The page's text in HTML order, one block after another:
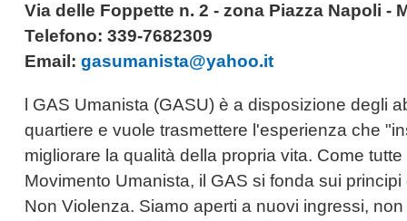
Via delle Foppette n. 2 - zona Piazza Napoli -
Telefono: 339-7682309
Email: gasumanista@yahoo.it
l GAS Umanista (GASU) è a disposizione degli
quartiere e vuole trasmettere l'esperienza che
migliorare la qualità della propria vita. Come
Movimento Umanista, il GAS si fonda sui
Non Violenza. Siamo aperti a nuovi ingressi,